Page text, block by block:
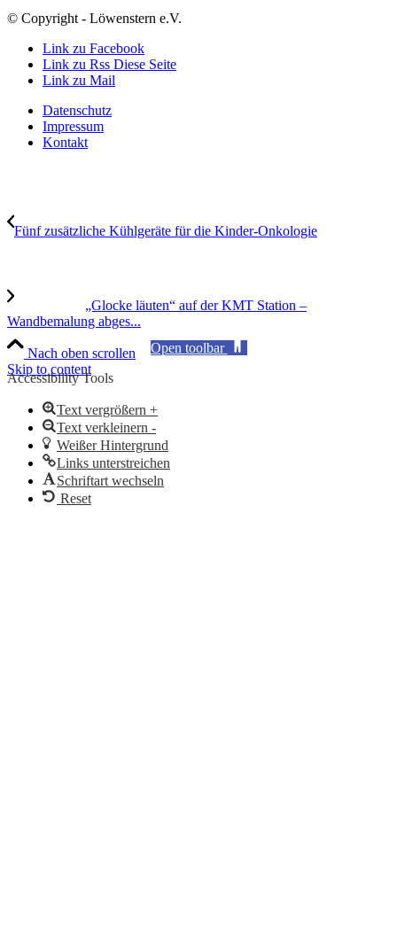
© Copyright - Löwenstern e.V.
Link zu Facebook
Link zu Rss Diese Seite
Link zu Mail
Datenschutz
Impressum
Kontakt
Fünf zusätzliche Kühlgeräte für die Kinder-Onkologie
„Glocke läuten“ auf der KMT Station –
Wandbemalung abges...
Nach oben scrollen
Skip to content
Open toolbar
Accessibility Tools
Text vergrößern +
Text verkleinern -
Weißer Hintergrund
Links unterstreichen
Schriftart wechseln
Reset